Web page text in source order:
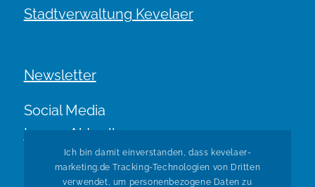
Stadtverwaltung Kevelaer
Newsletter
Social Media
Immer Aktuell.
Ich bin damit einverstanden, dass kevelaer-
marketing.de Tracking-Technologien von Dritten
verwendet, um personenbezogene Daten zu